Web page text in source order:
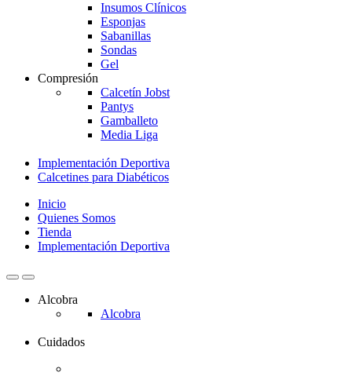
Insumos Clínicos
Esponjas
Sabanillas
Sondas
Gel
Compresión
Calcetín Jobst
Pantys
Gamballeto
Media Liga
Implementación Deportiva
Calcetines para Diabéticos
Inicio
Quienes Somos
Tienda
Implementación Deportiva
Alcobra
Alcobra
Cuidados